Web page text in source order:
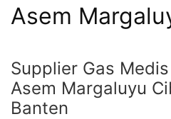
Asem
Supplier Gas
Asem Margaluyu
Banten